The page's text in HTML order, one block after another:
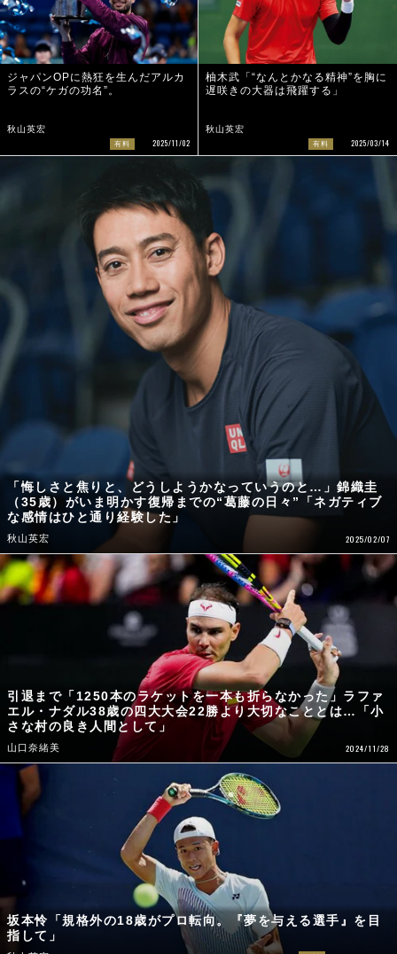
ジャパンOPに熱狂を生んだアルカ
ラスの“ケガの功名”。
秋山英宏
有料 2025/11/02
柚木武「“なんとかなる精神”を胸に
遅咲きの大器は飛躍する」
秋山英宏
有料 2025/03/14
「悔しさと焦りと、どうしようかなっていうのと…」錦織圭
（35歳）がいま明かす復帰までの“葛藤の日々”「ネガティブ
な感情はひと通り経験した」
秋山英宏 2025/02/07
引退まで「1250本のラケットを一本も折らなかった」ラファ
エル・ナダル38歳の四大大会22勝より大切なこととは…「小
さな村の良き人間として」
山口奈緒美 2024/11/28
坂本怜「規格外の18歳がプロ転向。『夢を与える選手』を目
指して」